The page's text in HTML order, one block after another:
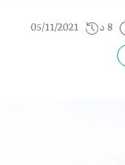
8 د 05/11/2021